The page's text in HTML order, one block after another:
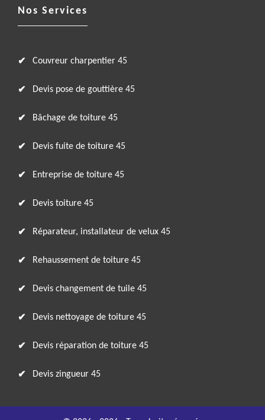
Nos Services
Couvreur charpentier 45
Devis pose de gouttière 45
Bâchage de toiture 45
Devis fuite de toiture 45
Entreprise de toiture 45
Devis toiture 45
Réparateur, installateur de velux 45
Rehaussement de toiture 45
Devis changement de tuile 45
Devis nettoyage de toiture 45
Devis réparation de toiture 45
Devis zingueur 45